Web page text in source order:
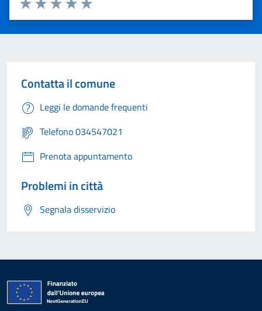
Valuta 5 stelle su 5
Valuta 4 stelle su 5
Valuta 3 stelle su 5
Valuta 2 stelle su 5
Valuta 1 stelle su 5
Contatta il comune
Leggi le domande frequenti
Telefono 034547021
Prenota appuntamento
Problemi in città
Segnala disservizio